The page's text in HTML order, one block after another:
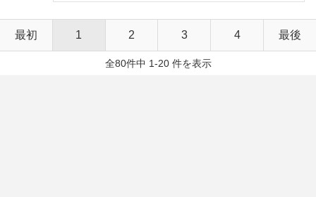
最初 1 2 3 4 最後
全80件中 1-20 件を表示